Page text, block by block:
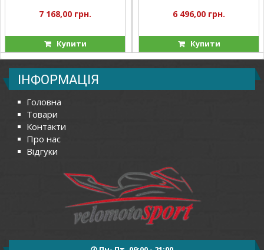
7 168,00 грн.
Купити
6 496,00 грн.
Купити
ІНФОРМАЦІЯ
Головна
Товари
Контакти
Про нас
Відгуки